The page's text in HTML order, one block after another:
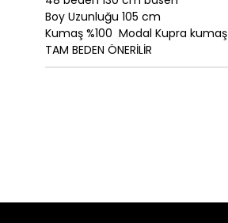
Boy Uzunluğu 105 cm
Kumaş %100 Modal Kupra kumaş
TAM BEDEN ÖNERİLİR